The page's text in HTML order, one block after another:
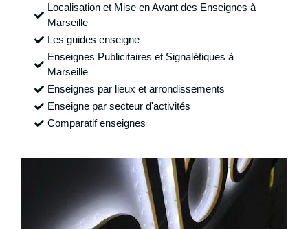
Localisation et Mise en Avant des Enseignes à
Marseille
Les guides enseigne
Enseignes Publicitaires et Signalétiques à
Marseille
Enseignes par lieux et arrondissements
Enseigne par secteur d'activités
Comparatif enseignes